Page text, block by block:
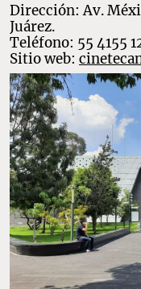
Dirección: Av.
Juárez.
Teléfono: 55 4155
Sitio web: